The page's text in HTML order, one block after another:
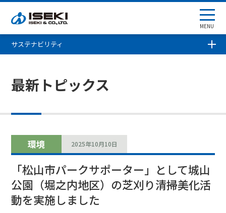
MENU
最新トピックス
サステナビリティ
環境 2025年10月10日
「松山市パークサポーター」として城山
公園（堀之内地区）の芝刈り清掃美化活
動を実施しました